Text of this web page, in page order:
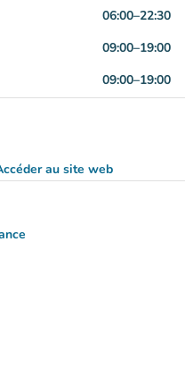
06:00–22:30
09:00–19:00
09:00–19:00
au site web
(nouvel onglet)
Maps)